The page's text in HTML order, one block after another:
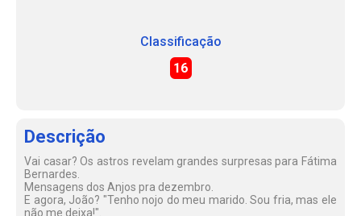
Classificação
16
Descrição
Vai casar? Os astros revelam grandes surpresas para Fátima
Bernardes.
Mensagens dos Anjos pra dezembro.
E agora, João? "Tenho nojo do meu marido. Sou fria, mas ele
não me deixa!".